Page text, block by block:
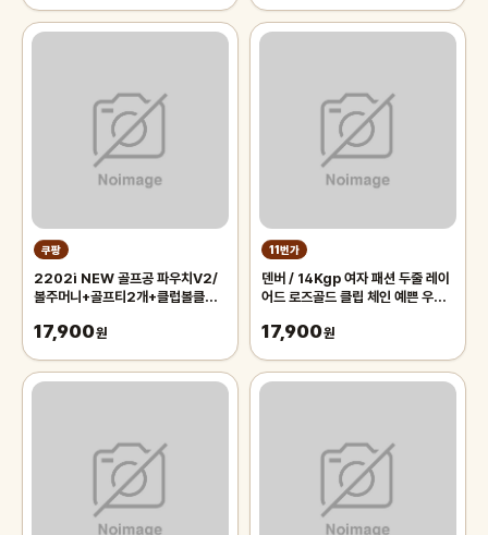
쿠팡
2202i NEW 골프공 파우치V2/
볼주머니+골프티2개+클럽볼클리
17,900원
11번가
덴버 / 14Kgp 여자 패션 두줄 레이
어드 로즈골드 클립 체인 예쁜 우정
17,900원